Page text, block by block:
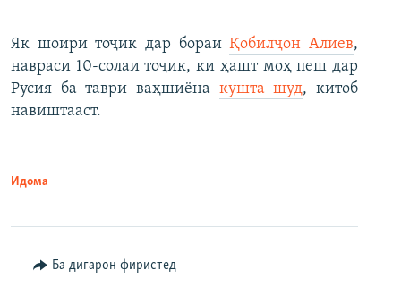
Як шоири тоҷик дар бораиҚобилҷон Алиев,
навраси 10-солаи тоҷик, ки ҳашт моҳ пеш дар
Русия ба таври ваҳшиёна кушта шуд, китоб
навиштааст.
Идома
Ба дигарон фиристед